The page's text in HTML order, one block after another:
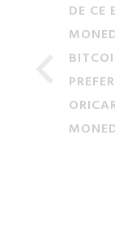
DE CE